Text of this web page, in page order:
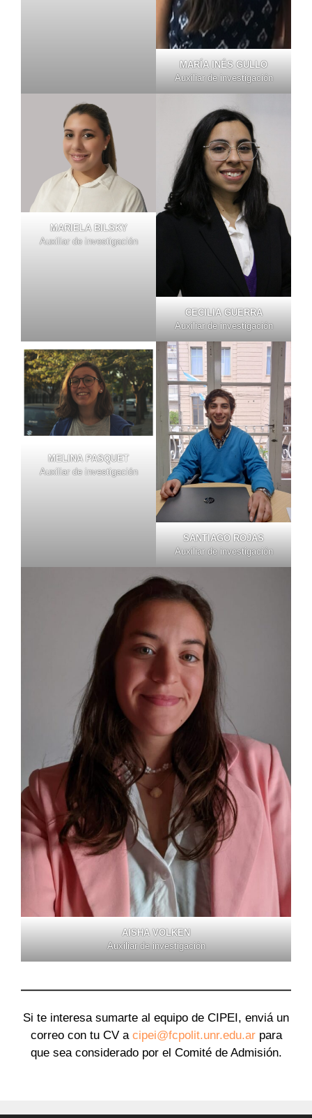
MARÍA INÉS GULLO
Auxiliar de investigación
MARIELA BILSKY
Auxiliar de investigación
CECILIA GUERRA
Auxiliar de investigación
MELINA PASQUET
Auxiliar de investigación
SANTIAGO ROJAS
Auxiliar de investigación
AISHA VOLKEN
Auxiliar de investigación
Si te interesa sumarte al equipo de CIPEI, enviá un
correo con tu CV a cipei@fcpolit.unr.edu.arpara
que sea considerado por el Comité de Admisión.